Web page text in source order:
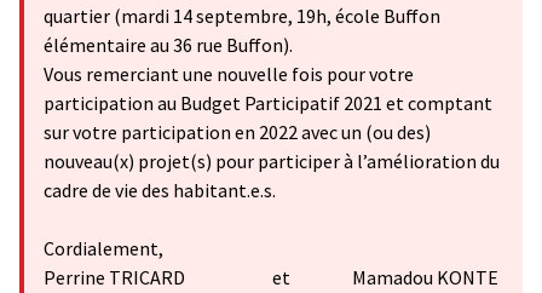
quartier (mardi 14 septembre, 19h, école Buffon
élémentaire au 36 rue Buffon).
Vous remerciant une nouvelle fois pour votre
participation au Budget Participatif 2021 et comptant
sur votre participation en 2022 avec un (ou des)
nouveau(x) projet(s) pour participer à l’amélioration du
cadre de vie des habitant.e.s.
Cordialement,
Perrine TRICARD et Mamadou KONTE